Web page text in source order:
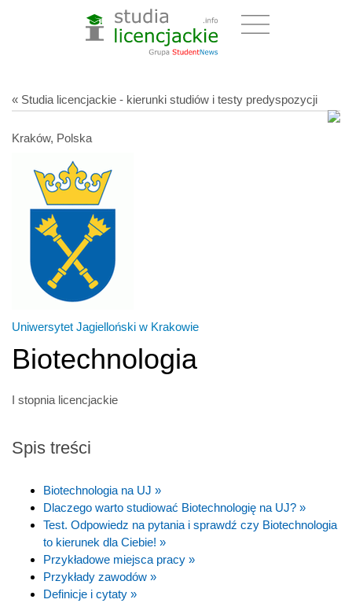
« Studia licencjackie - kierunki studiów i testy predyspozycji
Kraków, Polska
Uniwersytet Jagielloński w Krakowie
Biotechnologia
I stopnia licencjackie
Spis treści
Biotechnologia na UJ »
Dlaczego warto studiować Biotechnologię na UJ? »
Test. Odpowiedz na pytania i sprawdź czy Biotechnologia
to kierunek dla Ciebie! »
Przykładowe miejsca pracy »
Przykłady zawodów »
Definicje i cytaty »